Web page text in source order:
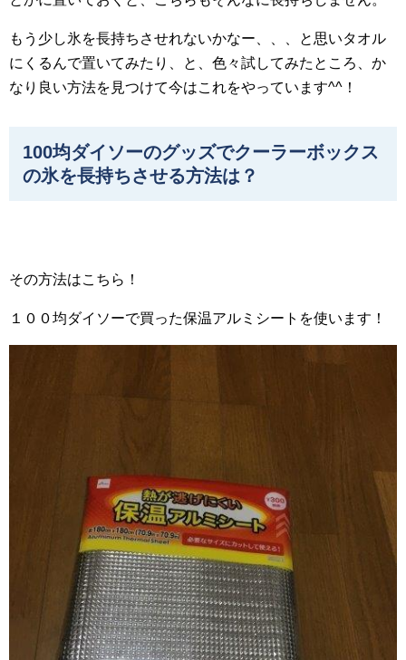
もう少し氷を長持ちさせれないかなー、、、と思いタオル
にくるんで置いてみたり、と、色々試してみたところ、か
なり良い方法を見つけて今はこれをやっています^^！
100均ダイソーのグッズでクーラーボックス
の氷を長持ちさせる方法は？
その方法はこちら！
１００均ダイソーで買った保温アルミシートを使います！